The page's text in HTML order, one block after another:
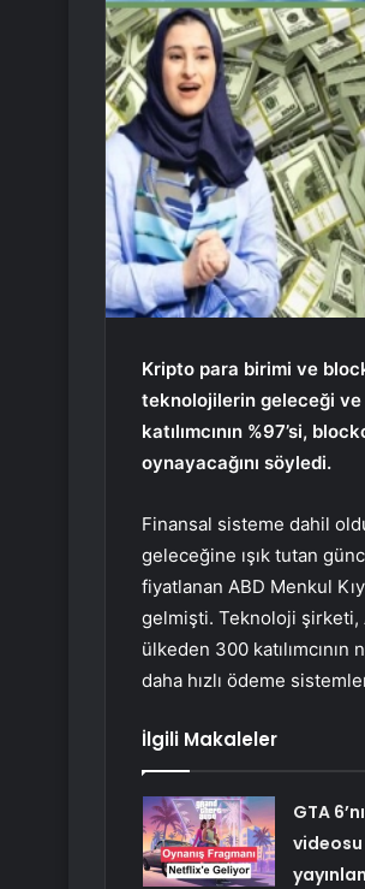
Kripto para birimi ve
teknolojilerin geleceği ve
katılımcının %97’si,
oynayacağını söyledi.
Finansal sisteme dahil
geleceğine ışık tutan
fiyatlanan ABD Menkul
gelmişti. Teknoloji şirketi,
ülkeden 300
daha hızlı ödeme
İlgili Makaleler
GTA
videosu